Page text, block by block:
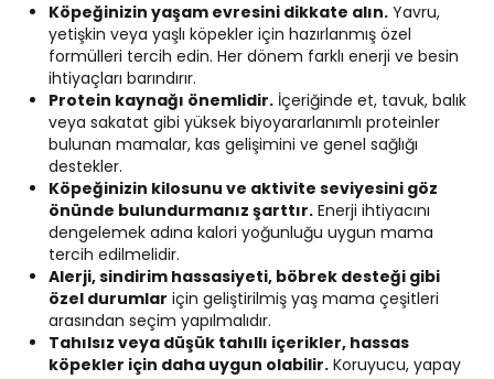
Köpeğinizin yaşam evresini dikkate alın. Yavru,
yetişkin veya yaşlı köpekler için hazırlanmış özel
formülleri tercih edin. Her dönem farklı enerji ve besin
ihtiyaçları barındırır.
Protein kaynağı önemlidir. İçeriğinde et, tavuk, balık
veya sakatat gibi yüksek biyoyararlanımlı proteinler
bulunan mamalar, kas gelişimini ve genel sağlığı
destekler.
Köpeğinizin kilosunu ve aktivite seviyesini göz
önünde bulundurmanız şarttır. Enerji ihtiyacını
dengelemek adına kalori yoğunluğu uygun mama
tercih edilmelidir.
Alerji, sindirim hassasiyeti, böbrek desteği gibi
özel durumlar için geliştirilmiş yaş mama çeşitleri
arasından seçim yapılmalıdır.
Tahılsız veya düşük tahıllı içerikler, hassas
köpekler için daha uygun olabilir. Koruyucu, yapay